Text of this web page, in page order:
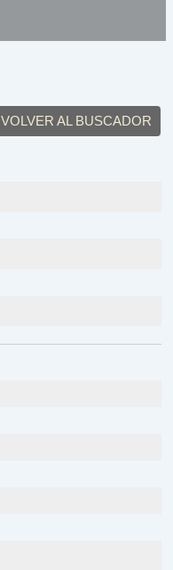
VOLVER AL BUSCADOR